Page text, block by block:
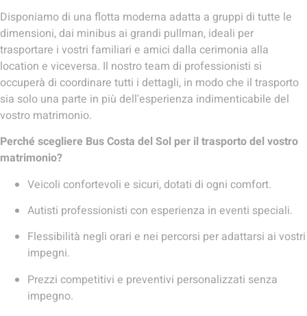
Disponiamo di una flotta moderna adatta a gruppi di tutte le
dimensioni, dai minibus ai grandi pullman, ideali per
trasportare i vostri familiari e amici dalla cerimonia alla
location e viceversa. Il nostro team di professionisti si
occuperà di coordinare tutti i dettagli, in modo che il trasporto
sia solo una parte in più dell'esperienza indimenticabile del
vostro matrimonio.
Perché scegliere Bus Costa del Sol per il trasporto del vostro
matrimonio?
Veicoli confortevoli e sicuri, dotati di ogni comfort.
Autisti professionisti con esperienza in eventi speciali.
Flessibilità negli orari e nei percorsi per adattarsi ai vostri
impegni.
Prezzi competitivi e preventivi personalizzati senza
impegno.